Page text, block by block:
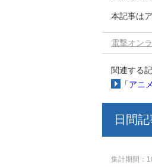
本記事は
電撃オン
関連する
「アニ
日間
集計期間